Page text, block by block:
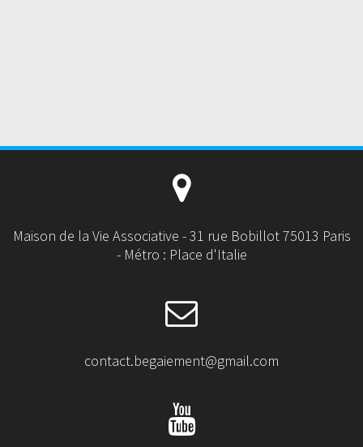
Maison de la Vie Associative - 31 rue Bobillot 75013 Paris
- Métro : Place d'Italie
contact.begaiement@gmail.com